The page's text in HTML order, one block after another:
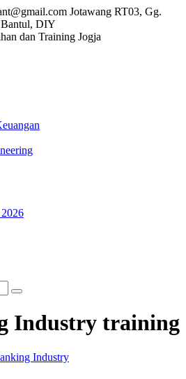
Jotawang RT03, Gg.
DIY
dan Training Jogja
Industry training